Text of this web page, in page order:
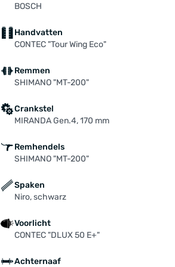
BOSCH
Handvatten
CONTEC "Tour Wing Eco"
Remmen
SHIMANO "MT-200"
Crankstel
MIRANDA Gen.4, 170 mm
Remhendels
SHIMANO "MT-200"
Spaken
Niro, schwarz
Voorlicht
CONTEC "DLUX 50 E+"
Achternaaf